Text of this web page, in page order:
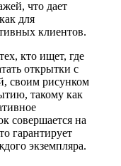
что дает
для
клиентов.
кто ищет, где
открытки с
своим рисунком
такому как
совершается на
гарантирует
экземпляра.